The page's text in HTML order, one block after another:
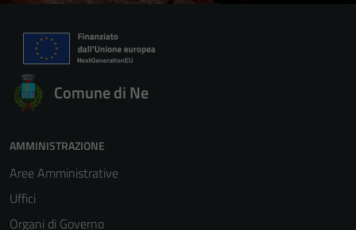
Comune di Ne
AMMINISTRAZIONE
Aree Amministrative
Uffici
Organi di Governo